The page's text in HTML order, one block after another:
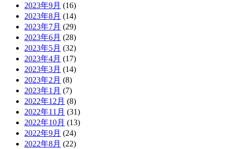
2023年9月 (16)
2023年8月 (14)
2023年7月 (29)
2023年6月 (28)
2023年5月 (32)
2023年4月 (17)
2023年3月 (14)
2023年2月 (8)
2023年1月 (7)
2022年12月 (8)
2022年11月 (31)
2022年10月 (13)
2022年9月 (24)
2022年8月 (22)